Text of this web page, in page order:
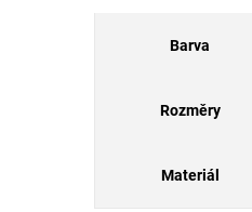
Barva
Rozměry
Materiál